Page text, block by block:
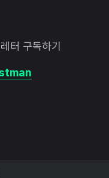
터 구독하기